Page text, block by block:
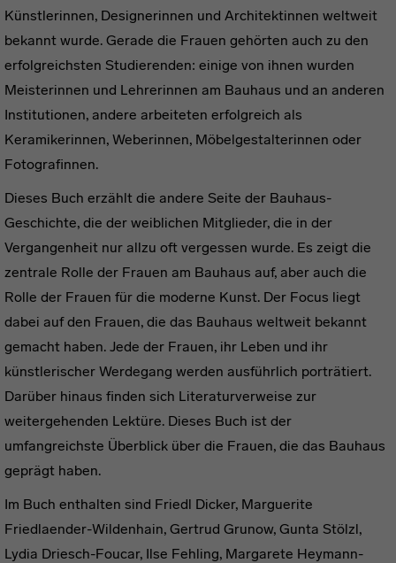
Künstlerinnen, Designerinnen und Architektinnen weltweit
bekannt wurde. Gerade die Frauen gehörten auch zu den
erfolgreichsten Studierenden: einige von ihnen wurden
Meisterinnen und Lehrerinnen am Bauhaus und an anderen
Institutionen, andere arbeiteten erfolgreich als
Keramikerinnen, Weberinnen, Möbelgestalterinnen oder
Fotografinnen.
Dieses Buch erzählt die andere Seite der Bauhaus-
Geschichte, die der weiblichen Mitglieder, die in der
Vergangenheit nur allzu oft vergessen wurde. Es zeigt die
zentrale Rolle der Frauen am Bauhaus auf, aber auch die
Rolle der Frauen für die moderne Kunst. Der Focus liegt
dabei auf den Frauen, die das Bauhaus weltweit bekannt
gemacht haben. Jede der Frauen, ihr Leben und ihr
künstlerischer Werdegang werden ausführlich porträtiert.
Darüber hinaus finden sich Literaturverweise zur
weitergehenden Lektüre. Dieses Buch ist der
umfangreichste Überblick über die Frauen, die das Bauhaus
geprägt haben.
Im Buch enthalten sind Friedl Dicker, Marguerite
Friedlaender-Wildenhain, Gertrud Grunow, Gunta Stölzl,
Lydia Driesch-Foucar, Ilse Fehling, Margarete Heymann-